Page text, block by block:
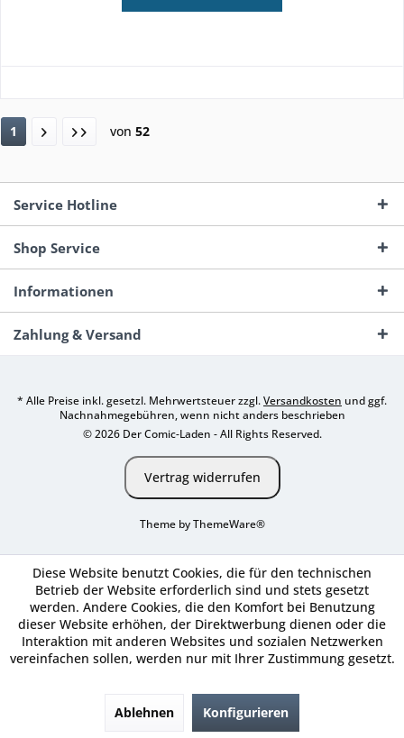
1 von 52
Service Hotline
Shop Service
Informationen
Zahlung & Versand
* Alle Preise inkl. gesetzl. Mehrwertsteuer zzgl.Versandkosten und ggf.
Nachnahmegebühren, wenn nicht anders beschrieben
© 2026 Der Comic-Laden - All Rights Reserved.
Vertrag widerrufen
Theme byThemeWare®
Diese Website benutzt Cookies, die für den technischen
Betrieb der Website erforderlich sind und stets gesetzt
werden. Andere Cookies, die den Komfort bei Benutzung
dieser Website erhöhen, der Direktwerbung dienen oder die
Interaktion mit anderen Websites und sozialen Netzwerken
vereinfachen sollen, werden nur mit Ihrer Zustimmung gesetzt.
Ablehnen Konfigurieren